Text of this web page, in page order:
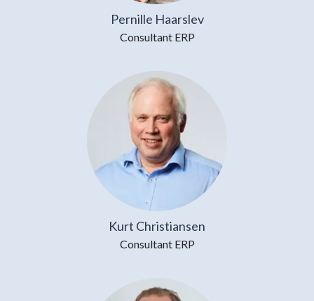
Pernille Haarslev
Consultant ERP
Kurt Christiansen
Consultant ERP